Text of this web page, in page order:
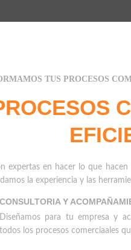
TUS PROCESOS
expertas en hacer lo que
la experiencia y las
CONSULTORIA Y
Diseñamos para tu empresa y
todos los procesos comerciaales